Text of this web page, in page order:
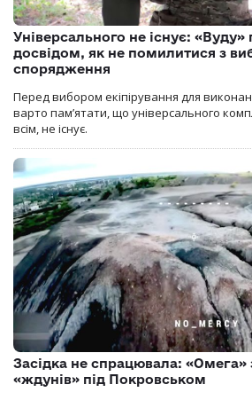
Універсального не існує: «Вуду»
досвідом, як не помилитися з
спорядження
Перед вибором екіпірування для
варто пам’ятати, що універсального
всім, не існує.
Засідка не спрацювала:
«ждунів» під Покровськом